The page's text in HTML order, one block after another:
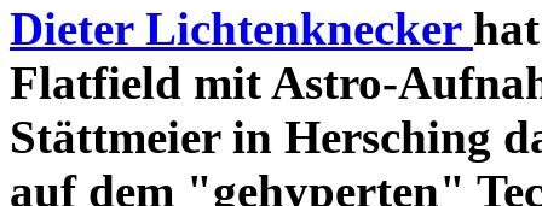
Dieter Lichtenknecker
Flatfield mit Astro-
Stättmeier in Hersching
auf dem "gehyperten"